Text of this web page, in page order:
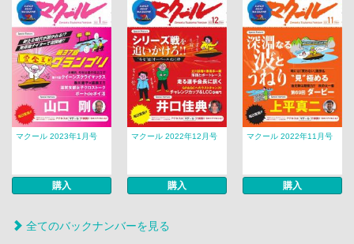
マクール 2023年1月号
購入
マクール 2022年12月号
購入
マクール 2022年11月号
購入
全てのバックナンバーを見る